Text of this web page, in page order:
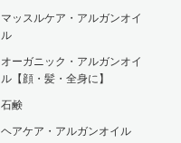
マッスルケア・アルガンオイ
ル
オーガニック・アルガンオイ
ル【顔・髪・全身に】
石鹸
ヘアケア・アルガンオイル